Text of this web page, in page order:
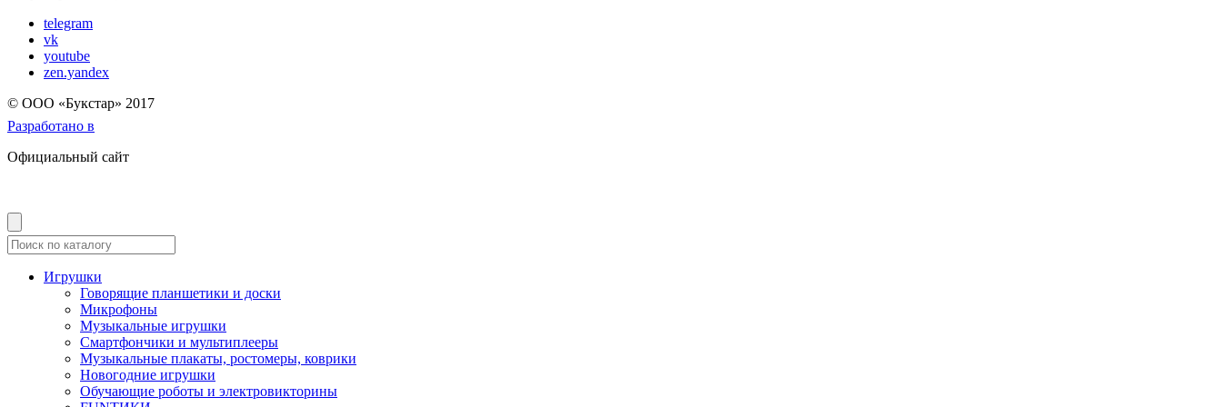
telegram
vk
youtube
zen.yandex
© OOO «Букстар» 2017
Разработано в
Официальный сайт
Игрушки
Говорящие планшетики и доски
Микрофоны
Музыкальные игрушки
Смартфончики и мультиплееры
Музыкальные плакаты, ростомеры, коврики
Новогодние игрушки
Обучающие роботы и электровикторины